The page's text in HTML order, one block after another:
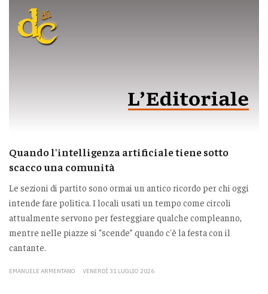
Quando l'intelligenza artificiale tiene sotto
scacco una comunità
Le sezioni di partito sono ormai un antico ricordo per chi oggi
intende fare politica. I locali usati un tempo come circoli
attualmente servono per festeggiare qualche compleanno,
mentre nelle piazze si “scende” quando c'è la festa con il
cantante.
EMANUELE ARMENTANO VENERDÌ 31 LUGLIO 2026